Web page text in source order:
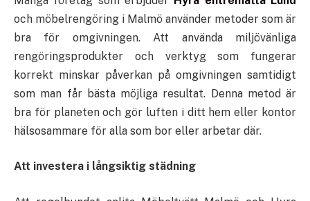
och möbelrengöring i Malmö använder metoder som är
bra för omgivningen. Att använda miljövänliga
rengöringsprodukter och verktyg som fungerar
korrekt minskar påverkan på omgivningen samtidigt
som man får bästa möjliga resultat. Denna metod är
bra för planeten och gör luften i ditt hem eller kontor
hälsosammare för alla som bor eller arbetar där.
Att investera i långsiktig städning